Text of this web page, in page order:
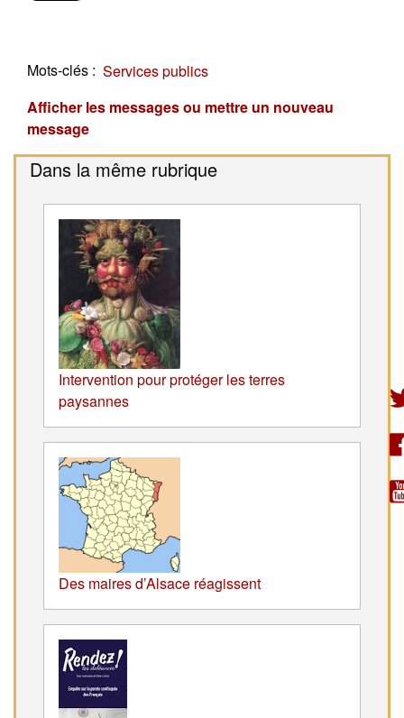
Mots-clés : Services publics
Afficher les messages ou mettre un nouveau
message
Dans la même rubrique
Intervention pour protéger les terres
paysannes
Des maires d’Alsace réagissent